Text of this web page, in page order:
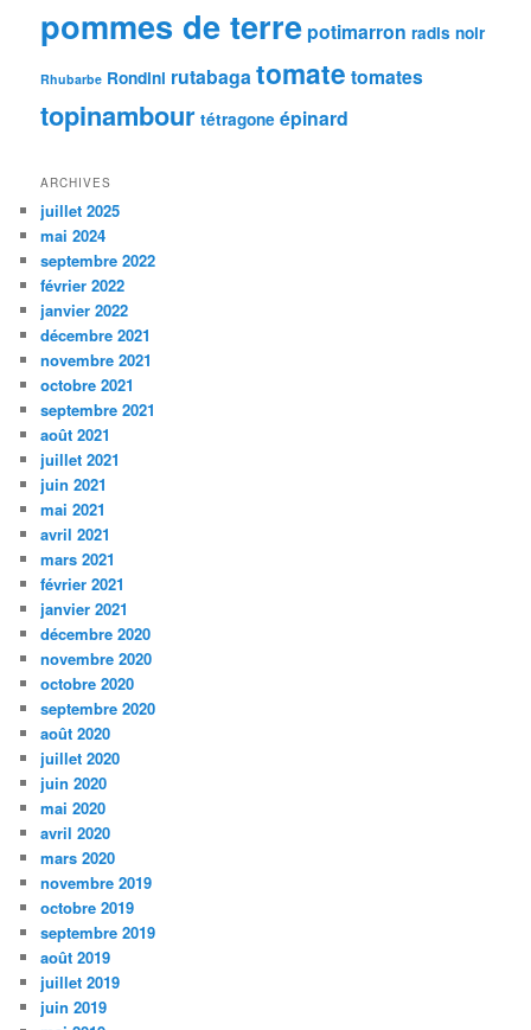
pommes de terre potimarron radis noir
Rhubarbe Rondini rutabagatomate tomates
topinambour tétragone épinard
ARCHIVES
juillet 2025
mai 2024
septembre 2022
février 2022
janvier 2022
décembre 2021
novembre 2021
octobre 2021
septembre 2021
août 2021
juillet 2021
juin 2021
mai 2021
avril 2021
mars 2021
février 2021
janvier 2021
décembre 2020
novembre 2020
octobre 2020
septembre 2020
août 2020
juillet 2020
juin 2020
mai 2020
avril 2020
mars 2020
novembre 2019
octobre 2019
septembre 2019
août 2019
juillet 2019
juin 2019